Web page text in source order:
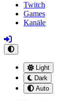
Twitch
Games
Kanäle
Light
Dark
Auto